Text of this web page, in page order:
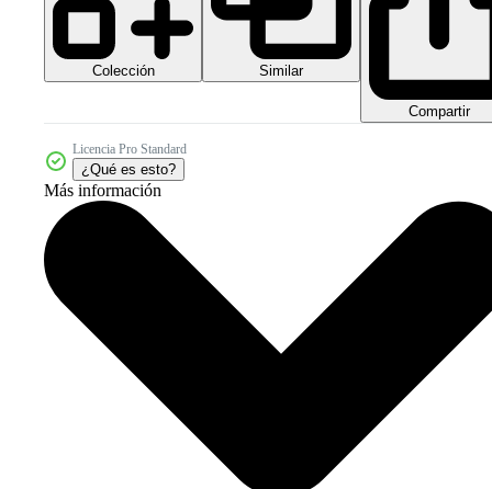
Colección Similar
Compartir
Licencia Pro Standard
¿Qué es esto?
Más información